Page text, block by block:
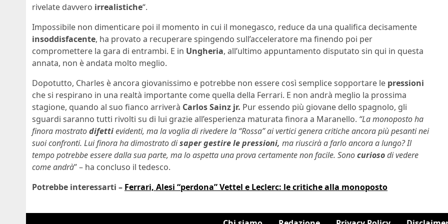
rivelate davvero irrealistiche“.
Impossibile non dimenticare poi il momento in cui il monegasco, reduce da una qualifica decisamente
insoddisfacente, ha provato a recuperare spingendo sull’acceleratore ma finendo poi per
compromettere la gara di entrambi. E in Ungheria, all’ultimo appuntamento disputato sin qui in questa
annata, non è andata molto meglio.
Dopotutto, Charles è ancora giovanissimo e potrebbe non essere così semplice sopportare le pressioni
che si respirano in una realtà importante come quella della Ferrari. E non andrà meglio la prossima
stagione, quando al suo fianco arriverà Carlos Sainz jr. Pur essendo più giovane dello spagnolo, gli
sguardi saranno tutti rivolti su di lui grazie all’esperienza maturata finora a Maranello. “La monoposto ha
finora mostratodifettievidenti, ma la voglia di rivedere la “Rossa” ai vertici genera critiche ancora più pesanti nei
suoi confronti. Lui finora ha dimostrato disaper gestire le pressioni, ma riuscirà a farlo ancora a lungo? Il
tempo potrebbe essere dalla sua parte, ma lo aspetta una prova certamente non facile. Sonocuriosodi vedere
come andrà” – ha concluso il tedesco.
Potrebbe interessarti – Ferrari, Alesi “perdona” Vettel e Leclerc: le critiche alla monoposto